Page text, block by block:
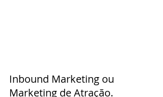
Inbound Marketing ou
Marketing de Atração.